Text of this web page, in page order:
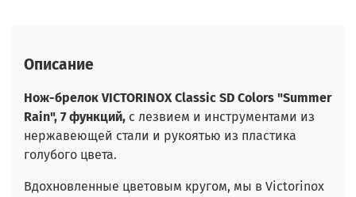
Описание
Нож-брелок VICTORINOX Classic SD Colors "Summer
Rain", 7 функций, с лезвием и инструментами из
нержавеющей стали и рукоятью из пластика
голубого цвета.
Вдохновленные цветовым кругом, мы в Victorinox